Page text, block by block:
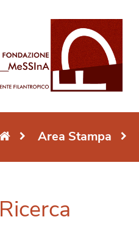
Area Stampa
Ricerca